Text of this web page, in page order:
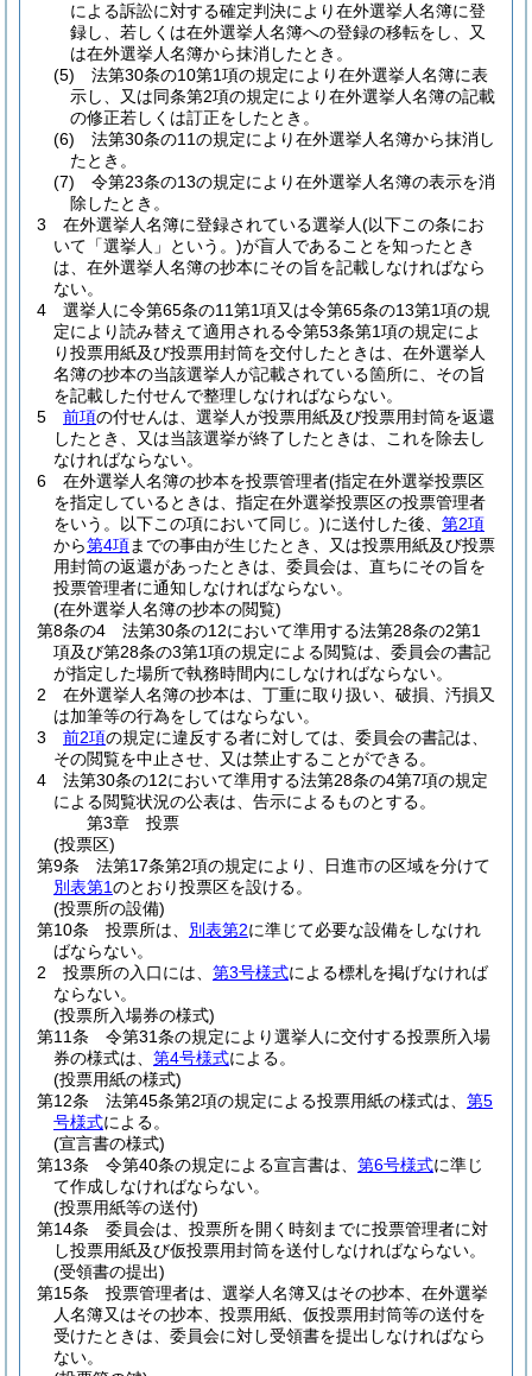
による訴訟に対する確定判決により在外選挙人名簿に登
録し、若しくは在外選挙人名簿への登録の移転をし、又
は在外選挙人名簿から抹消したとき。
(5)
法第30条の10第1項の規定により在外選挙人名簿に表
示し、又は同条第2項の規定により在外選挙人名簿の記載
の修正若しくは訂正をしたとき。
(6)
法第30条の11の規定により在外選挙人名簿から抹消し
たとき。
(7)
令第23条の13の規定により在外選挙人名簿の表示を消
除したとき。
3
在外選挙人名簿に登録されている選挙人(以下この条にお
いて「選挙人」という。)が盲人であることを知ったとき
は、在外選挙人名簿の抄本にその旨を記載しなければなら
ない。
4
選挙人に令第65条の11第1項又は令第65条の13第1項の規
定により読み替えて適用される令第53条第1項の規定によ
り投票用紙及び投票用封筒を交付したときは、在外選挙人
名簿の抄本の当該選挙人が記載されている箇所に、その旨
を記載した付せんで整理しなければならない。
5
前項の付せんは、選挙人が投票用紙及び投票用封筒を返還
したとき、又は当該選挙が終了したときは、これを除去し
なければならない。
6
在外選挙人名簿の抄本を投票管理者(指定在外選挙投票区
を指定しているときは、指定在外選挙投票区の投票管理者
をいう。以下この項において同じ。)に送付した後、 第2項
から第4項までの事由が生じたとき、又は投票用紙及び投票
用封筒の返還があったときは、委員会は、直ちにその旨を
投票管理者に通知しなければならない。
(在外選挙人名簿の抄本の閲覧)
第8条の4
法第30条の12において準用する法第28条の2第1
項及び第28条の3第1項の規定による閲覧は、委員会の書記
が指定した場所で執務時間内にしなければならない。
2
在外選挙人名簿の抄本は、丁重に取り扱い、破損、汚損又
は加筆等の行為をしてはならない。
3
前2項の規定に違反する者に対しては、委員会の書記は、
その閲覧を中止させ、又は禁止することができる。
4
法第30条の12において準用する法第28条の4第7項の規定
による閲覧状況の公表は、告示によるものとする。
第3章
投票
(投票区)
第9条
法第17条第2項の規定により、日進市の区域を分けて
別表第1のとおり投票区を設ける。
(投票所の設備)
第10条
投票所は、 別表第2に準じて必要な設備をしなけれ
ばならない。
2
投票所の入口には、 第3号様式による標札を掲げなければ
ならない。
(投票所入場券の様式)
第11条
令第31条の規定により選挙人に交付する投票所入場
券の様式は、 第4号様式による。
(投票用紙の様式)
第12条
法第45条第2項の規定による投票用紙の様式は、 第5
号様式による。
(宣言書の様式)
第13条
令第40条の規定による宣言書は、 第6号様式に準じ
て作成しなければならない。
(投票用紙等の送付)
第14条
委員会は、投票所を開く時刻までに投票管理者に対
し投票用紙及び仮投票用封筒を送付しなければならない。
(受領書の提出)
第15条
投票管理者は、選挙人名簿又はその抄本、在外選挙
人名簿又はその抄本、投票用紙、仮投票用封筒等の送付を
受けたときは、委員会に対し受領書を提出しなければなら
ない。